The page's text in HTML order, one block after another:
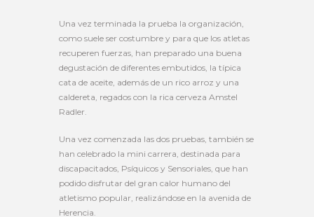
Una vez terminada la prueba la organización,
como suele ser costumbre y para que los atletas
recuperen fuerzas, han preparado una buena
degustación de diferentes embutidos, la típica
cata de aceite, además de un rico arroz y una
caldereta, regados con la rica cerveza Amstel
Radler.
Una vez comenzada las dos pruebas, también se
han celebrado la mini carrera, destinada para
discapacitados, Psíquicos y Sensoriales, que han
podido disfrutar del gran calor humano del
atletismo popular, realizándose en la avenida de
Herencia.